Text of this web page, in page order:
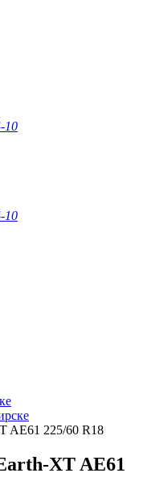
10
10
AE61 225/60 R18
XT AE61